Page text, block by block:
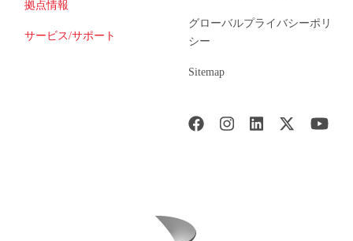
拠点情報
サービス/サポート
グローバルプライバシーポリ
シー
Sitemap